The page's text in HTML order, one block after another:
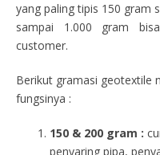
yang paling tipis 150 gram
sampai 1.000 gram
customer.
Berikut gramasi geotextile
fungsinya :
150 & 200 gram :
penyaring pipa,